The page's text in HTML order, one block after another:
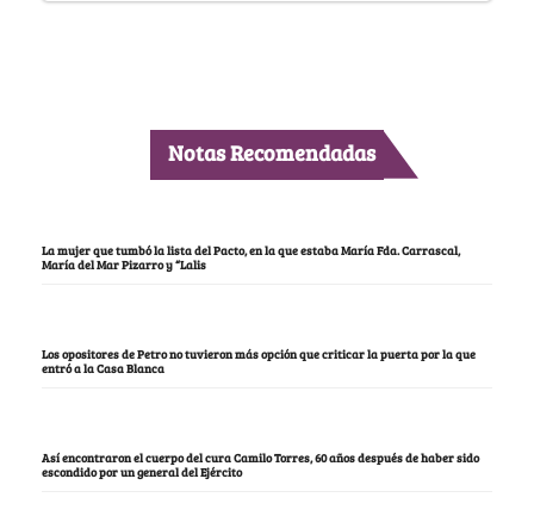
Notas Recomendadas
La mujer que tumbó la lista del Pacto, en la que estaba María Fda. Carrascal,
María del Mar Pizarro y “Lalis
Los opositores de Petro no tuvieron más opción que criticar la puerta por la que
entró a la Casa Blanca
Así encontraron el cuerpo del cura Camilo Torres, 60 años después de haber sido
escondido por un general del Ejército